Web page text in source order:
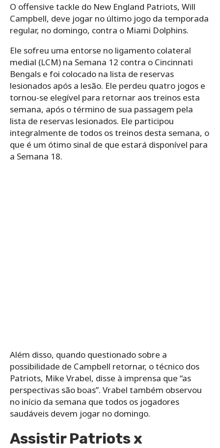
O offensive tackle do New England Patriots, Will
Campbell, deve jogar no último jogo da temporada
regular, no domingo, contra o Miami Dolphins.
Ele sofreu uma entorse no ligamento colateral
medial (LCM) na Semana 12 contra o Cincinnati
Bengals e foi colocado na lista de reservas
lesionados após a lesão. Ele perdeu quatro jogos e
tornou-se elegível para retornar aos treinos esta
semana, após o término de sua passagem pela
lista de reservas lesionados. Ele participou
integralmente de todos os treinos desta semana, o
que é um ótimo sinal de que estará disponível para
a Semana 18.
Além disso, quando questionado sobre a
possibilidade de Campbell retornar, o técnico dos
Patriots, Mike Vrabel, disse à imprensa que “as
perspectivas são boas”. Vrabel também observou
no início da semana que todos os jogadores
saudáveis ​​devem jogar no domingo.
Assistir Patriots x